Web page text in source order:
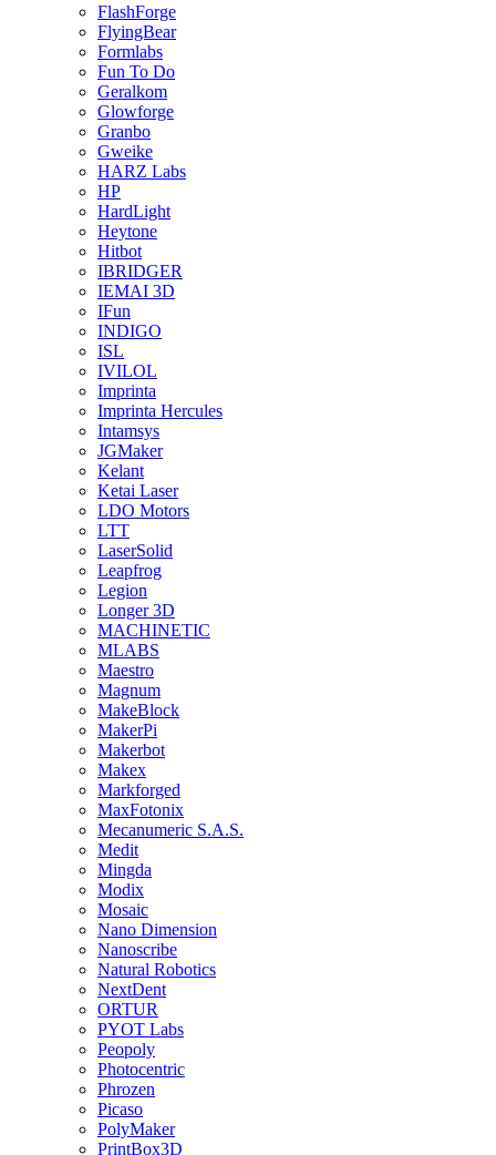
FlashForge
FlyingBear
Formlabs
Fun To Do
Geralkom
Glowforge
Granbo
Gweike
HARZ Labs
HP
HardLight
Heytone
Hitbot
IBRIDGER
IEMAI 3D
IFun
INDIGO
ISL
IVILOL
Imprinta
Imprinta Hercules
Intamsys
JGMaker
Kelant
Ketai Laser
LDO Motors
LTT
LaserSolid
Leapfrog
Legion
Longer 3D
MACHINETIC
MLABS
Maestro
Magnum
MakeBlock
MakerPi
Makerbot
Makex
Markforged
MaxFotonix
Mecanumeric S.A.S.
Medit
Mingda
Modix
Mosaic
Nano Dimension
Nanoscribe
Natural Robotics
NextDent
ORTUR
PYOT Labs
Peopoly
Photocentric
Phrozen
Picaso
PolyMaker
PrintBox3D